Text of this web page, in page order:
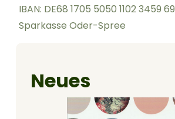
Neues
IBAN: DE68 1705 5050 1102 3459 69
Sparkasse Oder-Spree